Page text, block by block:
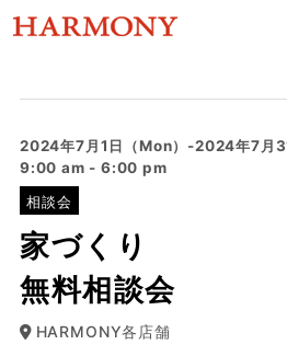
2024年7月1日（Mon）-2024年7月
9:00 am - 6:00 pm
相談会
家づくり
無料相談会
HARMONY各店舗